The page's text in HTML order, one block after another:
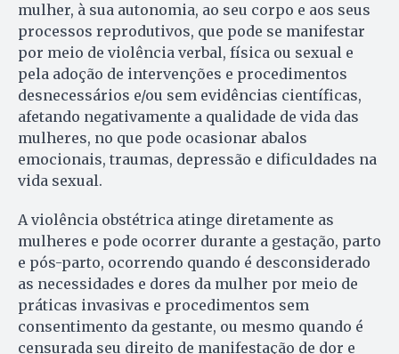
mulher, à sua autonomia, ao seu corpo e aos seus
processos reprodutivos, que pode se manifestar
por meio de violência verbal, física ou sexual e
pela adoção de intervenções e procedimentos
desnecessários e/ou sem evidências científicas,
afetando negativamente a qualidade de vida das
mulheres, no que pode ocasionar abalos
emocionais, traumas, depressão e dificuldades na
vida sexual.
A violência obstétrica atinge diretamente as
mulheres e pode ocorrer durante a gestação, parto
e pós-parto, ocorrendo quando é desconsiderado
as necessidades e dores da mulher por meio de
práticas invasivas e procedimentos sem
consentimento da gestante, ou mesmo quando é
censurada seu direito de manifestação de dor e